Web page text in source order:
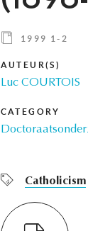
1999 1-2
AUTEUR(S)
Luc COURTOIS
CATEGORY
Catholicism